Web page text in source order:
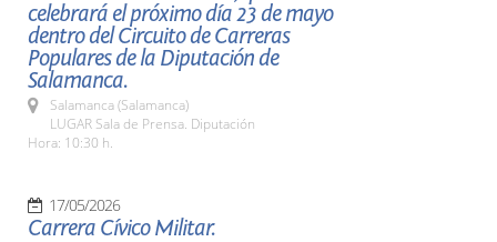
celebrará el próximo día 23 de mayo
dentro del Circuito de Carreras
Populares de la Diputación de
Salamanca.
Salamanca (Salamanca)
LUGAR Sala de Prensa. Diputación
Hora: 10:30 h.
17/05/2026
Carrera Cívico Militar.